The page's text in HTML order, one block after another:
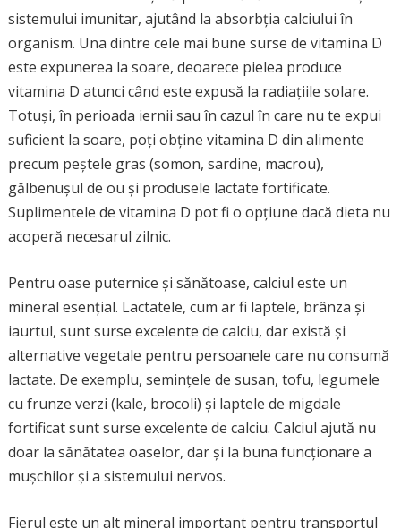
sistemului imunitar, ajutând la absorbția calciului în
organism. Una dintre cele mai bune surse de vitamina D
este expunerea la soare, deoarece pielea produce
vitamina D atunci când este expusă la radiațiile solare.
Totuși, în perioada iernii sau în cazul în care nu te expui
suficient la soare, poți obține vitamina D din alimente
precum peștele gras (somon, sardine, macrou),
gălbenușul de ou și produsele lactate fortificate.
Suplimentele de vitamina D pot fi o opțiune dacă dieta nu
acoperă necesarul zilnic.
Pentru oase puternice și sănătoase, calciul este un
mineral esențial. Lactatele, cum ar fi laptele, brânza și
iaurtul, sunt surse excelente de calciu, dar există și
alternative vegetale pentru persoanele care nu consumă
lactate. De exemplu, semințele de susan, tofu, legumele
cu frunze verzi (kale, brocoli) și laptele de migdale
fortificat sunt surse excelente de calciu. Calciul ajută nu
doar la sănătatea oaselor, dar și la buna funcționare a
mușchilor și a sistemului nervos.
Fierul este un alt mineral important pentru transportul